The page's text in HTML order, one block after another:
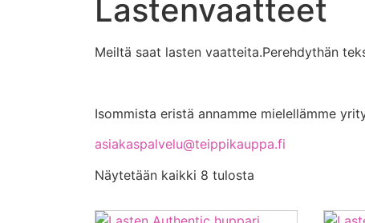
Lastenvaatteet
Meiltä saat lasten vaatteita.Perehdythän
Isommista eristä annamme mielellämme
asiakaspalvelu@teippikauppa.fi
Näytetään kaikki 8 tulosta